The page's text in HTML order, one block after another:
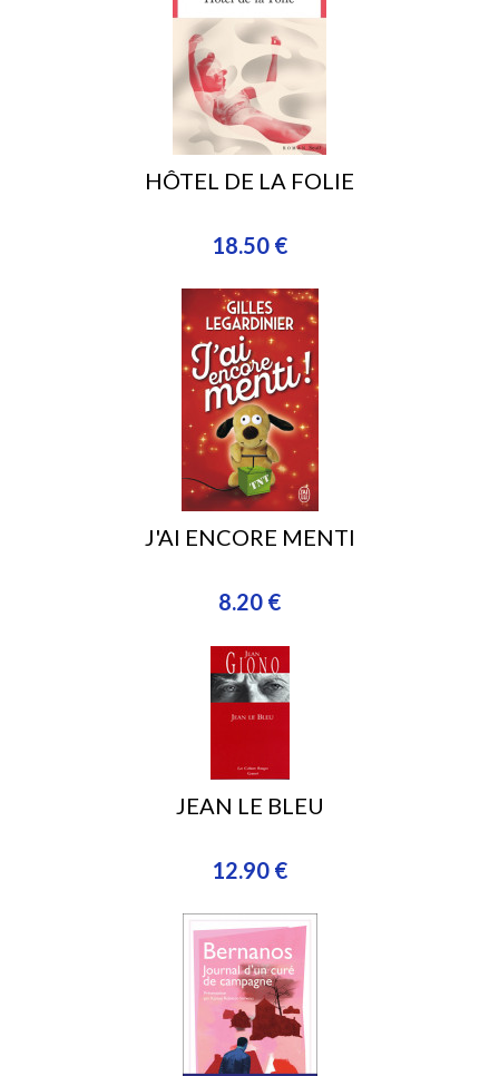
HÔTEL DE LA FOLIE
18.50 €
J'AI ENCORE MENTI
8.20 €
JEAN LE BLEU
12.90 €